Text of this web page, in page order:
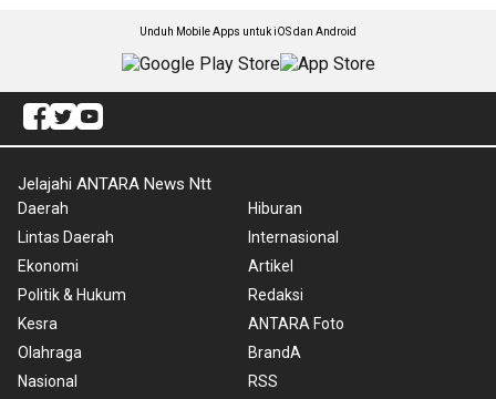
Unduh Mobile Apps untuk iOS dan Android
Jelajahi ANTARA News Ntt
Daerah
Lintas Daerah
Ekonomi
Politik & Hukum
Kesra
Olahraga
Nasional
Hiburan
Internasional
Artikel
Redaksi
ANTARA Foto
BrandA
RSS